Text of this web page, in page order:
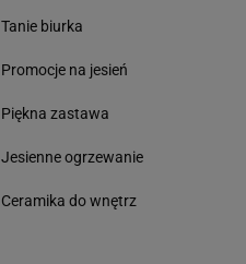
Tanie biurka
Promocje na jesień
Piękna zastawa
Jesienne ogrzewanie
Ceramika do wnętrz